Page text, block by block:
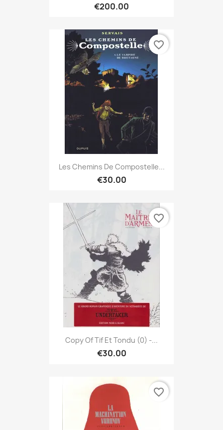
€200.00
Les Chemins De Compostelle...
€30.00
favorite_border
Copy Of Tif Et Tondu (0) -...
€30.00
favorite_border
favorite_border